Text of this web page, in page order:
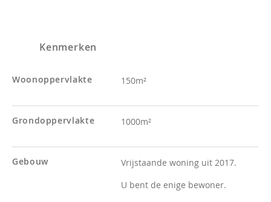
Kenmerken
Woonoppervlakte 150m²
Grondoppervlakte 1000m²
Gebouw
Vrijstaande woning uit 2017.
U bent de enige bewoner.